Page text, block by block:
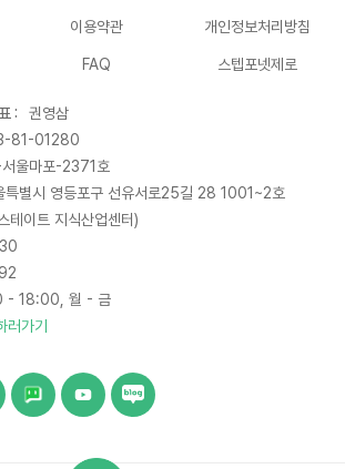
이용약관 개인정보처리방침
FAQ 스텝포넷제로
:
권영삼
81-01280
울마포-2371호
특별시 영등포구 선유서로25길 28 1001~2호
테이트 지식산업센터)
- 18:00, 월 - 금
러가기